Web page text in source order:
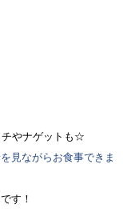
チやナゲットも☆
見ながらお食事できま
す！